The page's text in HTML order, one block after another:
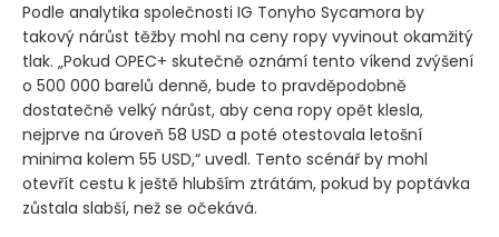
Podle analytika společnosti IG Tonyho Sycamora by
takový nárůst těžby mohl na ceny ropy vyvinout okamžitý
tlak. „Pokud OPEC+ skutečně oznámí tento víkend zvýšení
o 500 000 barelů denně, bude to pravděpodobně
dostatečně velký nárůst, aby cena ropy opět klesla,
nejprve na úroveň 58 USD a poté otestovala letošní
minima kolem 55 USD,“ uvedl. Tento scénář by mohl
otevřít cestu k ještě hlubším ztrátám, pokud by poptávka
zůstala slabší, než se očekává.